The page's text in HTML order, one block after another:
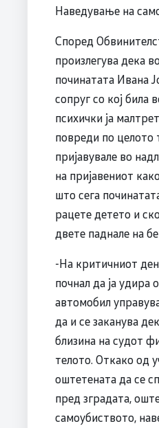
Наведување на
Според
произлегува дека
починатата Ивана
сопруг со кој била
психички ја
повреди по целото
пријавувале во
на пријавениот
што сега
рацете детето и
двете паднале на
-На критичниот ден
почнал да ја удира
автомобил
да и се заканува
близина на судот
телото. Откако од
оштетената да се
пред зградата,
самоубиството,